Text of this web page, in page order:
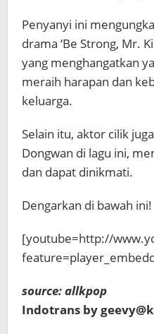
Penyanyi ini
drama ‘Be Strong, Mr.
yang menghangatkan
meraih harapan dan
keluarga.
Selain itu, aktor cilik
Dongwan di lagu ini,
dan dapat dinikmati.
Dengarkan di bawah ini!
[youtube=http://
source: allkpop
Indotrans by